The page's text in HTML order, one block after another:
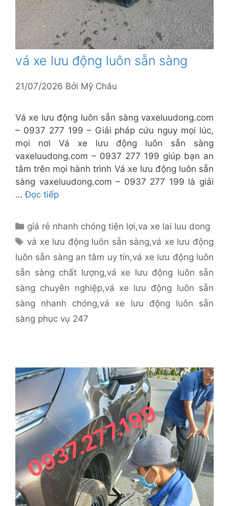
vá xe lưu động luôn sẵn sàng
21/07/2026 Bởi Mỹ Châu
Vá xe lưu động luôn sẵn sàng vaxeluudong.com
– 0937 277 199 – Giải pháp cứu nguy mọi lúc,
mọi nơi Vá xe lưu động luôn sẵn sàng
vaxeluudong.com – 0937 277 199 giúp bạn an
tâm trên mọi hành trình Vá xe lưu động luôn sẵn
sàng vaxeluudong.com – 0937 277 199 là giải
…Đọc tiếp
Danh
mục
giá rẻ nhanh chóng tiện lợi,va xe lai luu dong
Thẻ
vá xe lưu động luôn sẵn sàng,vá xe lưu động
luôn sẵn sàng an tâm uy tín,vá xe lưu động luôn
sẵn sàng chất lượng,vá xe lưu động luôn sẵn
sàng chuyên nghiệp,vá xe lưu động luôn sẵn
sàng nhanh chóng,vá xe lưu động luôn sẵn
sàng phục vụ 247